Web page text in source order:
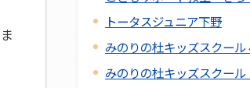
トータスジュニア下野
みのりの杜キッズスクール
みのりの杜キッズスクー